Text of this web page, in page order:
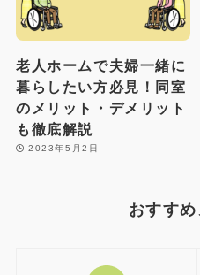
老人ホームで夫婦一緒に
暮らしたい方必見！同室
のメリット・デメリット
も徹底解説
2023年5月2日
おすす